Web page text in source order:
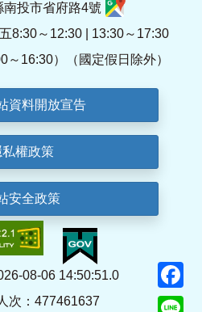
投市省府路4號
8:30～12:30 | 13:30～17:30
～16:30）（國定假日除外）
資料開放宣告
私權政策
安全政策
08-06 14:50:51.0
次：477461637